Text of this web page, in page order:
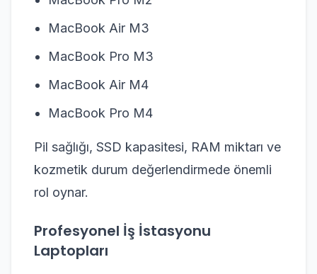
MacBook Air M3
MacBook Pro M3
MacBook Air M4
MacBook Pro M4
Pil sağlığı, SSD kapasitesi, RAM miktarı ve
kozmetik durum değerlendirmede önemli
rol oynar.
Profesyonel İş İstasyonu
Laptopları